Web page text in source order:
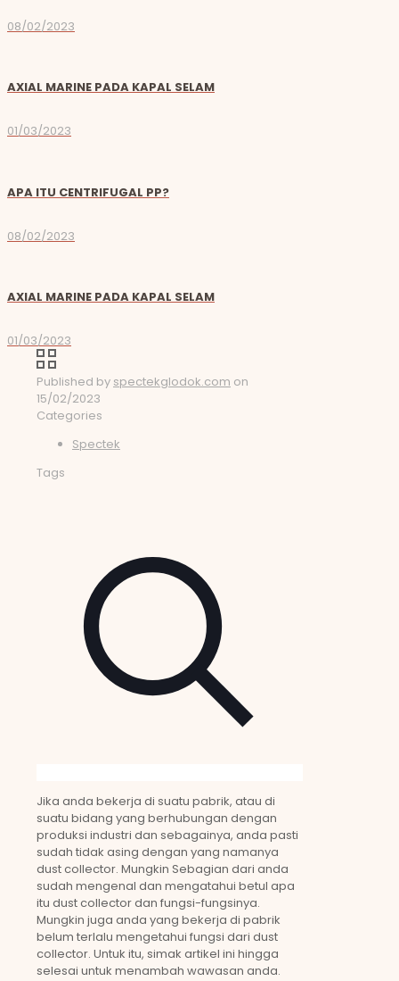
08/02/2023
AXIAL MARINE PADA KAPAL SELAM
01/03/2023
APA ITU CENTRIFUGAL PP?
08/02/2023
AXIAL MARINE PADA KAPAL SELAM
01/03/2023
Published by spectekglodok.com on
15/02/2023
Categories
Spectek
Tags
Jika anda bekerja di suatu pabrik, atau di
suatu bidang yang berhubungan dengan
produksi industri dan sebagainya, anda pasti
sudah tidak asing dengan yang namanya
dust collector. Mungkin Sebagian dari anda
sudah mengenal dan mengatahui betul apa
itu dust collector dan fungsi-fungsinya.
Mungkin juga anda yang bekerja di pabrik
belum terlalu mengetahui fungsi dari dust
collector. Untuk itu, simak artikel ini hingga
selesai untuk menambah wawasan anda.